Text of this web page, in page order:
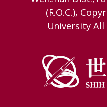
(R.O.C.),
University All